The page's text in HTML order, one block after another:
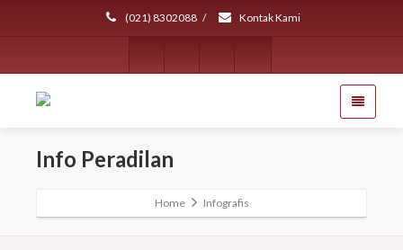
(021) 8302088 / Kontak Kami
Info Peradilan
Home Infografis